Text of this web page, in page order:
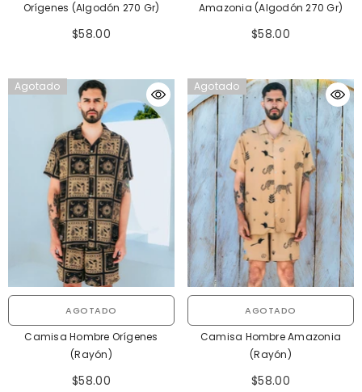
Orígenes (Algodón 270 Gr)
$58.00
Amazonia (Algodón 270 Gr)
$58.00
Agotado
AGOTADO
Camisa Hombre Orígenes
(Rayón)
$58.00
Agotado
AGOTADO
Camisa Hombre Amazonia
(Rayón)
$58.00